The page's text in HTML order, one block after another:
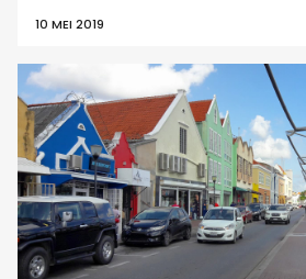
10 MEI 2019